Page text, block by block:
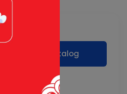
Unduh Katalog